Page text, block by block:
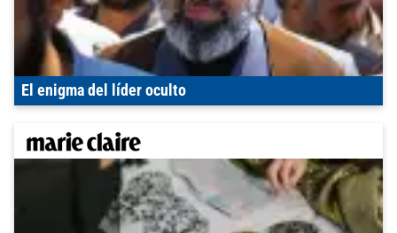
El enigma del líder oculto